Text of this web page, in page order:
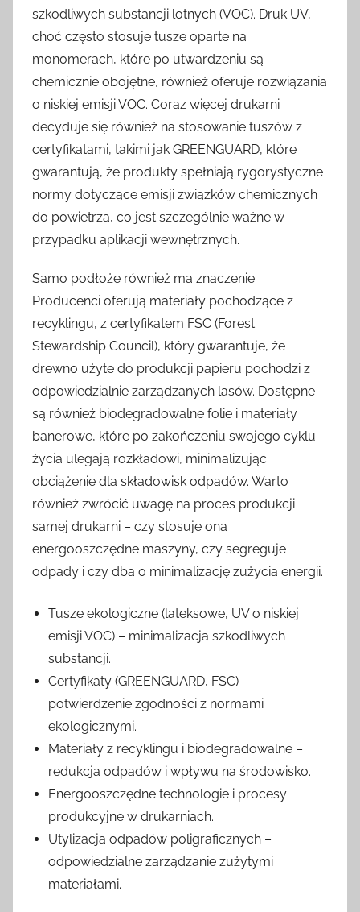
szkodliwych substancji lotnych (VOC). Druk UV,
choć często stosuje tusze oparte na
monomerach, które po utwardzeniu są
chemicznie obojętne, również oferuje rozwiązania
o niskiej emisji VOC. Coraz więcej drukarni
decyduje się również na stosowanie tuszów z
certyfikatami, takimi jak GREENGUARD, które
gwarantują, że produkty spełniają rygorystyczne
normy dotyczące emisji związków chemicznych
do powietrza, co jest szczególnie ważne w
przypadku aplikacji wewnętrznych.
Samo podłoże również ma znaczenie.
Producenci oferują materiały pochodzące z
recyklingu, z certyfikatem FSC (Forest
Stewardship Council), który gwarantuje, że
drewno użyte do produkcji papieru pochodzi z
odpowiedzialnie zarządzanych lasów. Dostępne
są również biodegradowalne folie i materiały
banerowe, które po zakończeniu swojego cyklu
życia ulegają rozkładowi, minimalizując
obciążenie dla składowisk odpadów. Warto
również zwrócić uwagę na proces produkcji
samej drukarni – czy stosuje ona
energooszczędne maszyny, czy segreguje
odpady i czy dba o minimalizację zużycia energii.
Tusze ekologiczne (lateksowe, UV o niskiej
emisji VOC) – minimalizacja szkodliwych
substancji.
Certyfikaty (GREENGUARD, FSC) –
potwierdzenie zgodności z normami
ekologicznymi.
Materiały z recyklingu i biodegradowalne –
redukcja odpadów i wpływu na środowisko.
Energooszczędne technologie i procesy
produkcyjne w drukarniach.
Utylizacja odpadów poligraficznych –
odpowiedzialne zarządzanie zużytymi
materiałami.